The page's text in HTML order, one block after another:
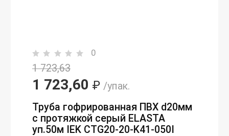
0
1 723,63
1 723,60 ₽ /упак.
Труба гофрированная ПВХ d20мм
с протяжкой серый ELASTA
уп.50м IEK CTG20-20-K41-050I